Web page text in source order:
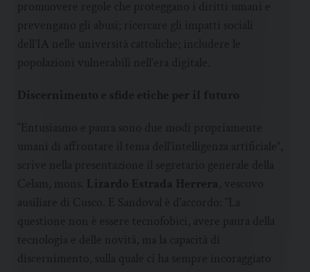
discernimento, sulla quale ci ha sempre incoraggiato